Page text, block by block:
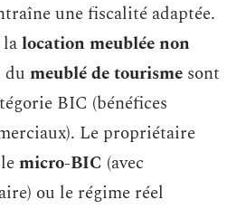
une fiscalité adaptée.
location meublée non
du meublé de tourisme sont
BIC (bénéfices
Le propriétaire
micro-BIC (avec
ou le régime réel